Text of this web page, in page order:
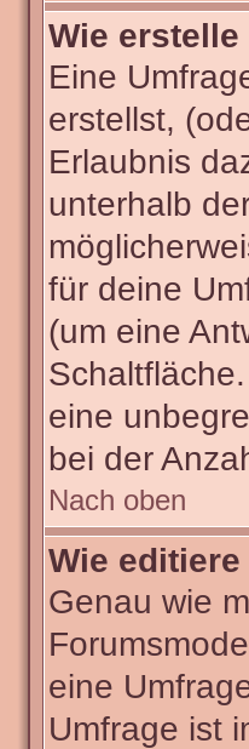
Wie
Eine
erstellst,
Erlaubnis
unterhalb
für deine
(um eine
eine
bei der
Nach oben
Wie
Genau wie
eine
Umfrage ist